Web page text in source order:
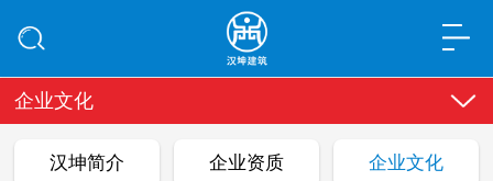
企业文化
汉坤简介 企业资质 企业文化